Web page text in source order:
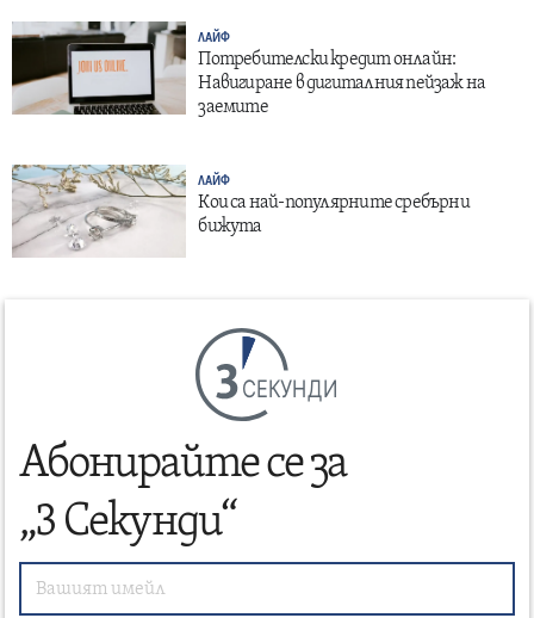
ЛАЙФ
Потребителски кредит онлайн:
Навигиране в дигиталния пейзаж на
заемите
ЛАЙФ
Кои са най-популярните сребърни
бижута
СЕКУНДИ
Абонирайте се за
„3 Секунди“